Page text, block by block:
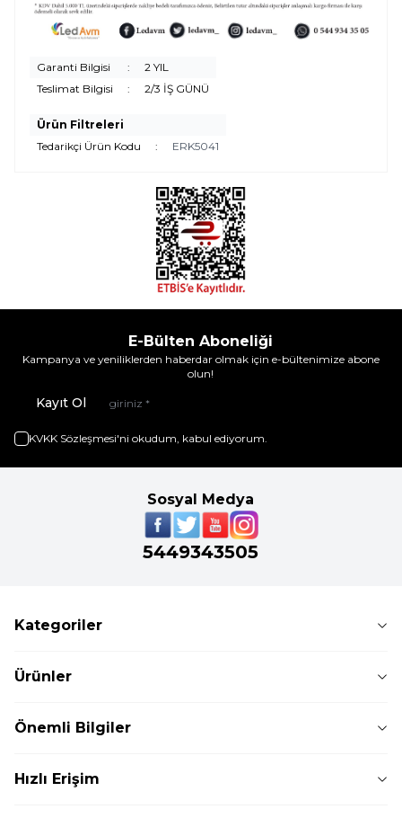
Garanti Bilgisi :
2 YIL
Teslimat Bilgisi
: 2/3 İŞ GÜNÜ
Ürün Filtreleri
Tedarikçi Ürün Kodu
: ERK5041
E-Bülten Aboneliği
Kampanya ve yeniliklerden haberdar olmak için e-bültenimize abone
olun!
Kayıt Ol
KVKK Sözleşmesi'ni okudum, kabul ediyorum.
Sosyal Medya
5449343505
Kategoriler
Ürünler
Önemli Bilgiler
Hızlı Erişim